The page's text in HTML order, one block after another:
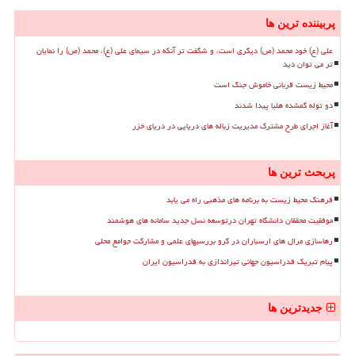
پربیننده ترین ها
علی (ع) خود محمد (ص) دیگری است، و شگفت تر آنکه در سیمای علی (ع)، محمد (ص) را نمایان
تر می توان دید
محیط زیست قربانی خاموش جنگ است
دو توله گمشده هلیا پیدا شدند
آغاز اجرای طرح مشترک مدیریت زباله های دریایی در دریای خزر
پربحث ترین ها
فرهنگ محیط زیست به برنامه های مذهبی راه می یابد
موفقیت محققان دانشگاه تهران درتوسعه نسل جدید سامانه های هوشمند
رهاسازی مرال های ارسباران در گرو بررسیهای علمی و مشارکت جوامع محلی
پیام تبریک فدراسیون جهانی تیراندازی به فدراسیون ایران
جدیدترین ها